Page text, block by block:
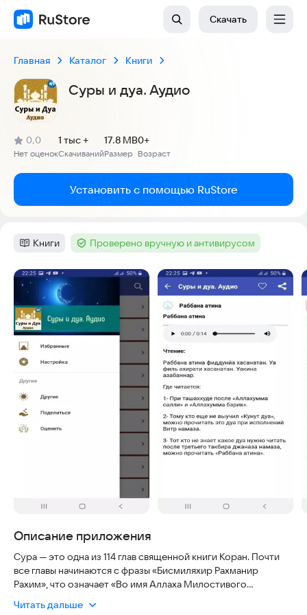
Скачать
Главная Каталог Книги
Суры и дуа. Аудио
Рейтинг:
0,0
(
Нет оценок
)
Скачиваний
1 тыс +
Размер
17.8 MB
Возраст
0+
Установить с помощью RuStore
Категория
Книги Тег :Проверено вручную и антивирусом
Скриншоты
Описание приложения
Сура — это одна из 114 глав священной книги Коран. Почти
все главы начинаются с фразы «Бисмиляхир Рахманир
Рахим», что означает «Во имя Аллаха Милостивого
Читать дальше